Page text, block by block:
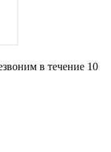
в течение 10